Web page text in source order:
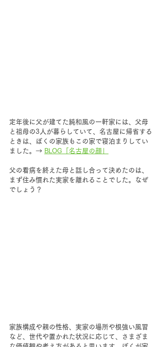
定年後に父が建てた純和風の一軒家には、父母
と祖母の3人が暮らしていて、名古屋に帰省する
ときは、ぼくの家族もこの家で寝泊まりしてい
ました。→ BLOG「名古屋の顔」
父の看病を終えた母と話し合って決めたのは、
まず住み慣れた実家を離れることでした。なぜ
でしょう？
家族構成や親の性格、実家の場所や根強い風習
など、世代や置かれた状況に応じて、さまざま